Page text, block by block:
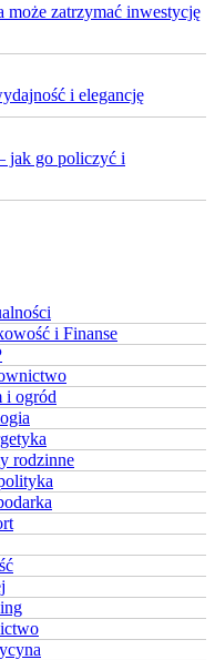
może zatrzymać inwestycję
i elegancję
jak go policzyć i
i Finanse
i ogród
rodzinne